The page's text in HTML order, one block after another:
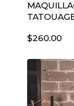
$260.00